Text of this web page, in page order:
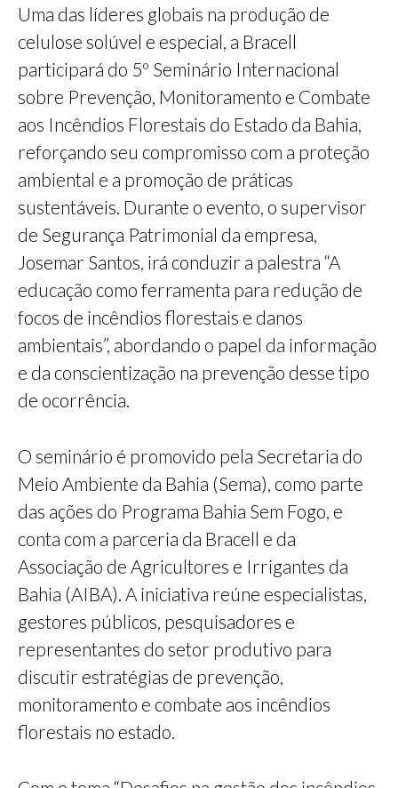
Uma das líderes globais na produção de
celulose solúvel e especial, a Bracell
participará do 5º Seminário Internacional
sobre Prevenção, Monitoramento e Combate
aos Incêndios Florestais do Estado da Bahia,
reforçando seu compromisso com a proteção
ambiental e a promoção de práticas
sustentáveis. Durante o evento, o supervisor
de Segurança Patrimonial da empresa,
Josemar Santos, irá conduzir a palestra “A
educação como ferramenta para redução de
focos de incêndios florestais e danos
ambientais”, abordando o papel da informação
e da conscientização na prevenção desse tipo
de ocorrência.
O seminário é promovido pela Secretaria do
Meio Ambiente da Bahia (Sema), como parte
das ações do Programa Bahia Sem Fogo, e
conta com a parceria da Bracell e da
Associação de Agricultores e Irrigantes da
Bahia (AIBA). A iniciativa reúne especialistas,
gestores públicos, pesquisadores e
representantes do setor produtivo para
discutir estratégias de prevenção,
monitoramento e combate aos incêndios
florestais no estado.